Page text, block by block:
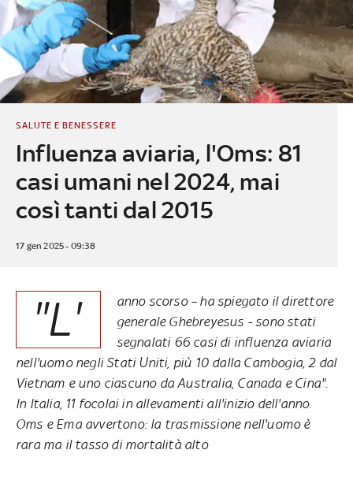
Influenza aviaria, l'Oms: 81
casi umani nel 2024, mai
così tanti dal 2015
SALUTE E BENESSERE
17 gen 2025 - 09:38
"L'
anno scorso – ha spiegato il direttore
generale Ghebreyesus - sono stati
segnalati 66 casi di influenza aviaria
nell'uomo negli Stati Uniti, più 10 dalla Cambogia, 2 dal
Vietnam e uno ciascuno da Australia, Canada e Cina".
In Italia, 11 focolai in allevamenti all'inizio dell'anno.
Oms e Ema avvertono: la trasmissione nell'uomo è
rara ma il tasso di mortalità alto